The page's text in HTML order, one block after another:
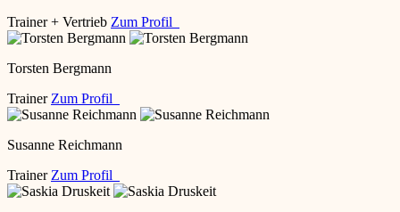
Trainer + Vertrieb Zum Profil
Torsten Bergmann
Trainer Zum Profil
Susanne Reichmann
Trainer Zum Profil